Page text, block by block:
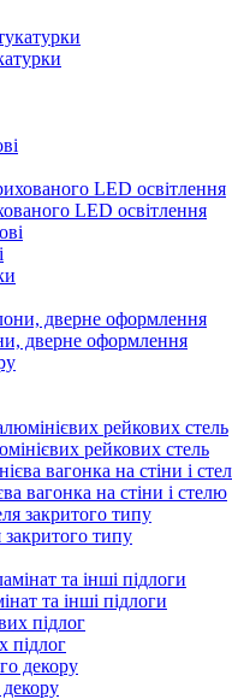
LED освітлення
дверне оформлення
рейкових стель
вагонка на стіни і стелю
закритого типу
та інші підлоги
підлог